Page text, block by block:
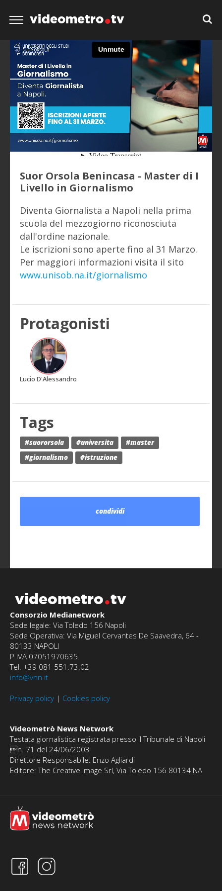
videometro tv
Suor Orsola Benincasa - Master di I
Livello in Giornalismo
Diventa Giornalista a Napoli nella prima
scuola del mezzogiorno riconosciuta
dall'ordine nazionale.
Le iscrizioni sono aperte fino al 31 Marzo.
Per maggiori informazioni visita il sito
www.unisob.na.it/giornalismo
Protagonisti
Lucio D'Alessandro
Tags
#suororsola #universita
#master
#giornalismo
#istruzione
condividi
videometro tv
Consorzio Medianetwork
Sede legale: Via Toledo 156 Napoli
Sede Operativa: Via Miguel Cervantes De Saavedra, 64 -
80133 NAPOLI
P.IVA 07051970635
Tel. +39 081 551.73.02
info@vnn.it
Privacy policy | Cookies policy
Videometrò News Network
Testata giornalistica registrata presso il Tribunale di Napoli
n. 71 del 24/06/2003
Direttore Responsabile: Enzo Agliardi
Editore: The Creative Image Srl, Via Toledo 156 80134 NA